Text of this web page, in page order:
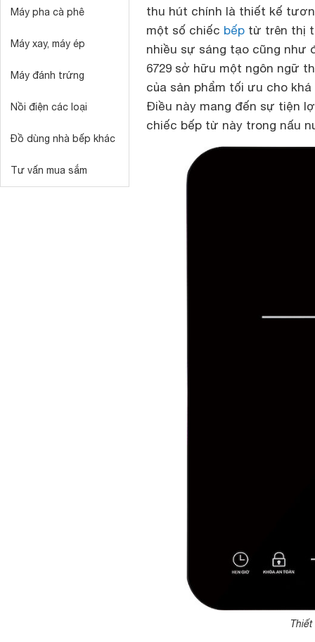
Máy pha cà phê
Máy xay, máy ép
Máy đánh trứng
Nồi điện các loại
Đồ dùng nhà bếp khác
Tư vấn mua sắm
thu hút chính là thiết kế
một số chiếc bếp từ trên thị
nhiều sự sáng tạo cũng
6729 sở hữu một ngôn ngữ
của sản phẩm tối ưu cho
Điều này mang đến sự tiện
chiếc bếp từ này trong nấu